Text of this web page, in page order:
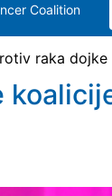
Coalition
raka dojke